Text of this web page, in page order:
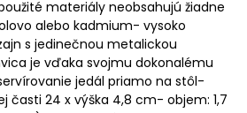
materiály neobsahujú žiadne
alebo kadmium- vysoko
s jedinečnou metalickou
je vďaka svojmu dokonalému
jedál priamo na stôl-
časti 24 x výška 4,8 cm- objem: 1,7